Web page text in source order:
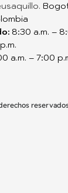
8:30 a.m. –
p.m.
a.m. – 7:00